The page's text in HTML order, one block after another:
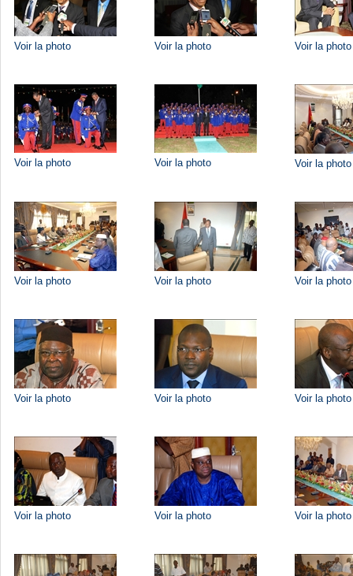
Voir la photo Voir la photo Voir la photo
Voir la photo Voir la photo Voir la photo
Voir la photo Voir la photo Voir la photo
Voir la photo Voir la photo Voir la photo
Voir la photo Voir la photo Voir la photo